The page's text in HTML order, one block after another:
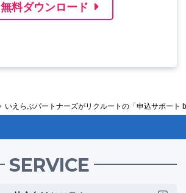
無料ダウンロード
いえらぶパートナーズがリクルートの「申込サポート
SERVICE